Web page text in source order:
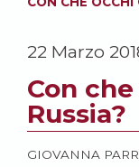
22 Marzo
Con
Russia?
GIOVANNA